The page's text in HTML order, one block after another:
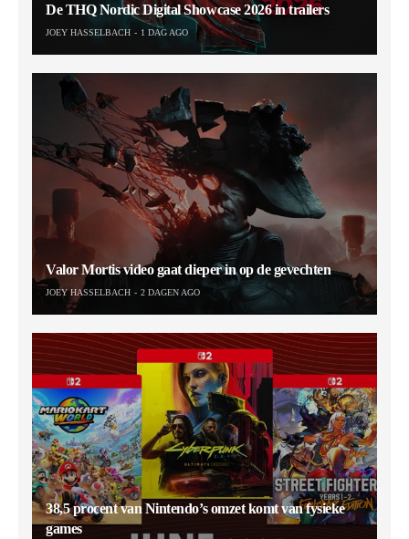
De THQ Nordic Digital Showcase 2026 in trailers
JOEY HASSELBACH 1 DAG AGO
Valor Mortis video gaat dieper in op de gevechten
JOEY HASSELBACH 2 DAGEN AGO
38,5 procent van Nintendo’s omzet komt van fysieke
games